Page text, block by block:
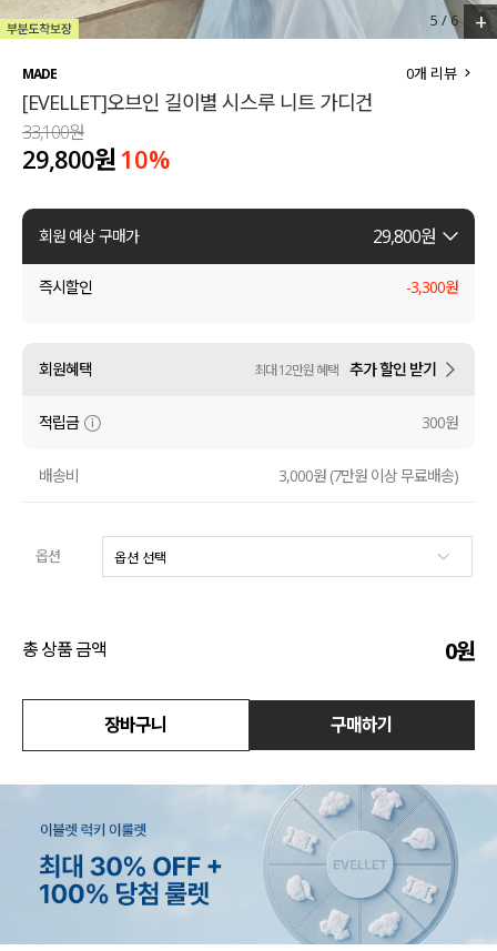
110사이즈
티셔츠
팬츠
셔츠
원피스
수영복
아우터
코디템
스커트
언더웨어
5 /6 +
MADE
[EVELLET]오브인 길이별 시스루 니트 가디건
0개 리뷰
33,100원
29,800원 10%
회원 예상 구매가 29,800원
즉시할인 -3,300원
회원혜택 최대 12만원 혜택 추가 할인 받기
적립금 300원
배송비 3,000원 (7만원 이상 무료배송)
옵션
총 상품 금액 0원
장바구니 구매하기